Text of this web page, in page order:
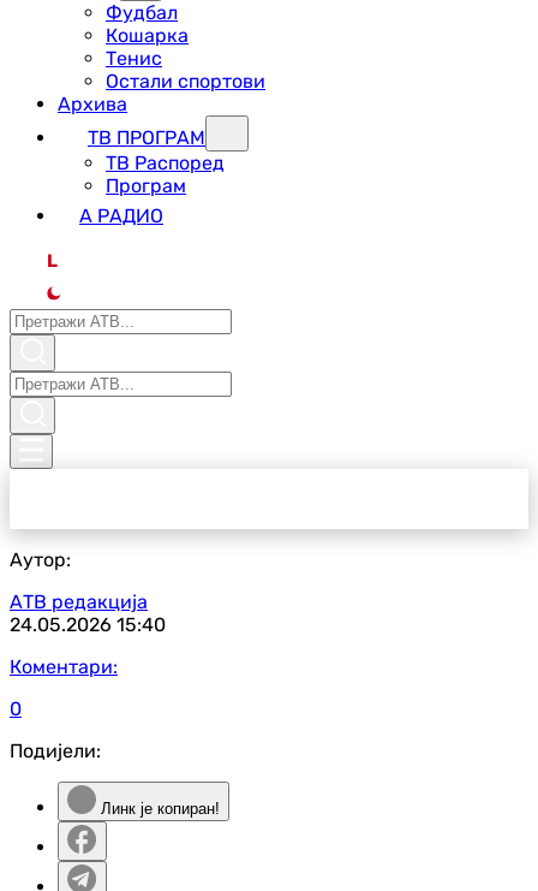
Фудбал
Кошарка
Тенис
Остали спортови
Архива
ТВ ПРОГРАМ
ТВ Распоред
Програм
А РАДИО
L
Аутор:
АТВ редакција
24.05.2026 15:40
Коментари:
0
Подијели:
Линк је копиран!